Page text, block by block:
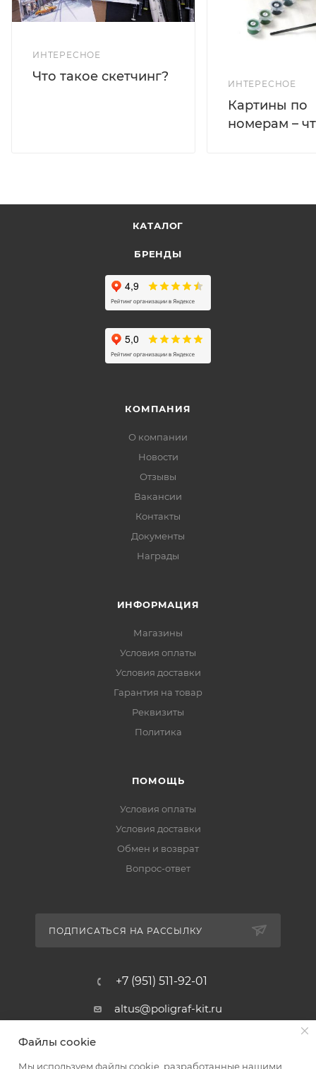
ИНТЕРЕСНОЕ
Что такое скетчинг?
ИНТЕРЕСНОЕ
Картины по
номерам –
КАТАЛОГ
БРЕНДЫ
КОМПАНИЯ
О компании
Новости
Отзывы
Вакансии
Контакты
Документы
Награды
ИНФОРМАЦИЯ
Магазины
Условия оплаты
Условия доставки
Гарантия на товар
Реквизиты
Политика
ПОМОЩЬ
Условия оплаты
Условия доставки
Обмен и возврат
Вопрос-ответ
ПОДПИСАТЬСЯ НА РАССЫЛКУ
+7 (951) 511-92-01
altus@poligraf-kit.ru
Магазин-склад ТЦ "Альтус"
пос. Янтарный, Малое Зеленое
Файлы cookie
Мы используем файлы cookie, разработанные нашими